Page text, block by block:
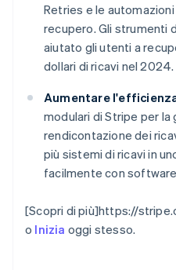
Retries e le
recupero. Gli strumenti
aiutato gli utenti a
dollari di ricavi nel 2024.
Aumentare
modulari di Stripe per
rendicontazione dei
più sistemi di ricavi in
facilmente con
[Scopri di più]https://
o Inizia oggi stesso.